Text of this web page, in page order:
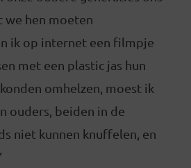
we hen moeten
ik op internet een filmpje
met een plastic jas hun
omhelzen, moest ik
ouders, beiden in de
niet kunnen knuffelen, en